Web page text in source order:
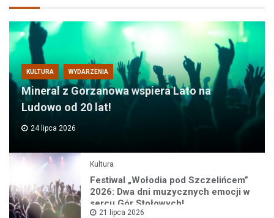
KULTURA WYDARZENIA
Mineral z Gorzanowa wspiera Lato na
Ludowo od 20 lat!
24 lipca 2026
Kultura
Festiwal „Wołodia pod Szczelińcem”
2026: Dwa dni muzycznych emocji w
sercu Gór Stołowych!
21 lipca 2026